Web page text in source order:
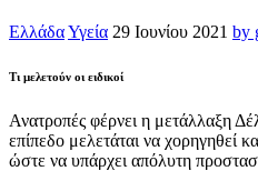
ΕλλάδαΥγεία 29 Ιουνίου 2021 by
Τι μελετούν οι ειδικοί
Ανατροπές φέρνει η μετάλλαξη
επίπεδο μελετάται να χορηγηθεί
ώστε να υπάρχει απόλυτη